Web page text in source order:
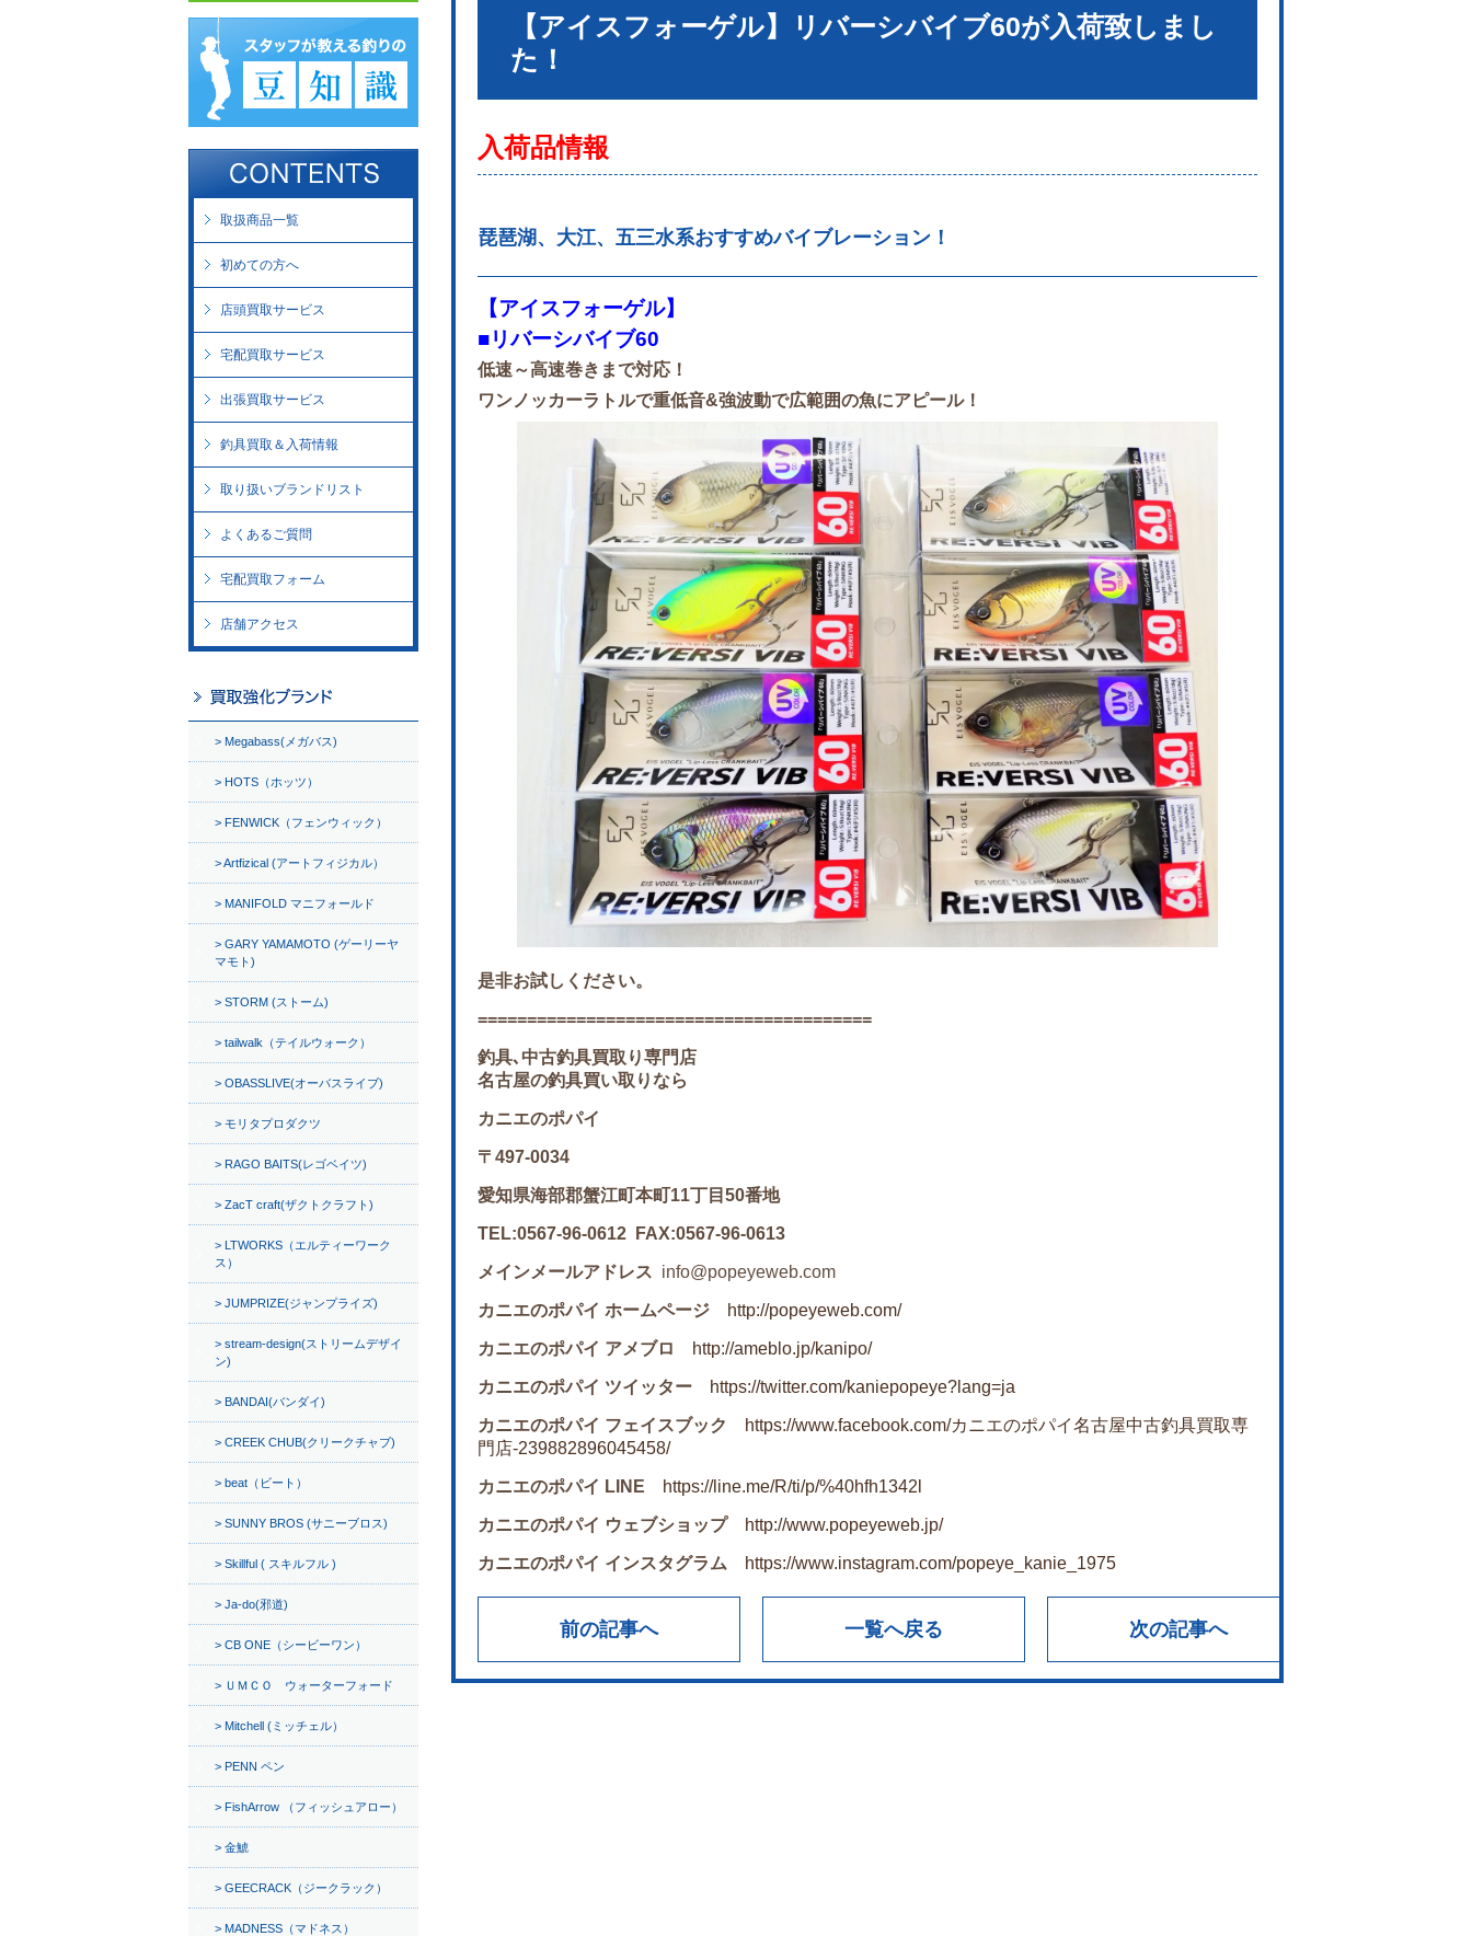
【アイスフォーゲル】リバーシバイブ60が入荷致しまし
た！
入荷品情報
琵琶湖、大江、五三水系おすすめバイブレーション！
【アイスフォーゲル】
■リバーシバイブ60
低速～高速巻きまで対応！
ワンノッカーラトルで重低音&強波動で広範囲の魚にアピール！
是非お試しください。
========================================
釣具､中古釣具買取り専門店
名古屋の釣具買い取りなら
カニエのポパイ
〒497-0034
愛知県海部郡蟹江町本町11丁目50番地
TEL:0567-96-0612 FAX:0567-96-0613
メインメールアドレス info@popeyeweb.com
カニエのポパイ ホームページ http://popeyeweb.com/
カニエのポパイ アメブロ http://ameblo.jp/kanipo/
カニエのポパイ ツイッター https://twitter.com/kaniepopeye?lang=ja
カニエのポパイ フェイスブック
https://www.facebook.com/カニエのポパイ名古屋中古釣具買取専
門店-239882896045458/
カニエのポパイ LINE https://line.me/R/ti/p/%40hfh1342l
カニエのポパイ ウェブショップ http://www.popeyeweb.jp/
カニエのポパイ インスタグラム https://www.instagram.com/popeye_kanie_1975
前の記事へ 一覧へ戻る 次の記事へ
取扱商品一覧
初めての方へ
店頭買取サービス
宅配買取サービス
出張買取サービス
釣具買取＆入荷情報
取り扱いブランドリスト
よくあるご質問
宅配買取フォーム
店舗アクセス
Megabass(メガバス)
HOTS（ホッツ）
FENWICK（フェンウィック）
Artfizical (アートフィジカル）
MANIFOLD マニフォールド
GARY YAMAMOTO (ゲーリーヤ
マモト)
STORM (ストーム)
tailwalk（テイルウォーク）
OBASSLIVE(オーバスライブ)
モリタプロダクツ
RAGO BAITS(レゴベイツ)
ZacT craft(ザクトクラフト)
LTWORKS（エルティーワーク
ス）
JUMPRIZE(ジャンプライズ)
stream-design(ストリームデザイ
ン)
BANDAI(バンダイ)
CREEK CHUB(クリークチャブ)
beat（ビート）
SUNNY BROS (サニーブロス)
Skillful ( スキルフル )
Ja-do(邪道)
CB ONE（シービーワン）
ＵＭＣＯ ウォーターフォード
Mitchell (ミッチェル）
PENN ペン
FishArrow （フィッシュアロー）
金鯱
GEECRACK（ジークラック）
MADNESS（マドネス）